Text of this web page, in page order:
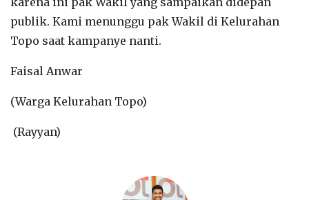
publik. Kami menunggu pak Wakil di Kelurahan
Topo saat kampanye nanti.
Faisal Anwar
(Warga Kelurahan Topo)
(Rayyan)